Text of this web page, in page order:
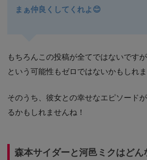
まぁ仲良くしてくれよ😊
もちろんこの投稿が全てではないです
という可能性もゼロではないかもしれま
そのうち、彼女との幸せなエピソード
るかもしれませんね！
森本サイダーと河邑ミクはどん